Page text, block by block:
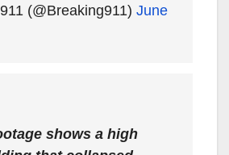
(@Breaking911) June
shows a high